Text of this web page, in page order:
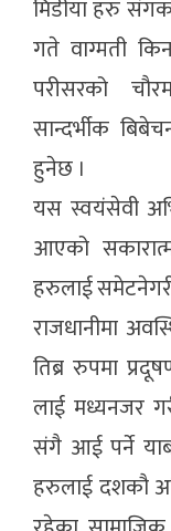
मिडीया हरु
गते वाग्मती
परीसरको
सान्दर्भीक
हुनेछ ।
यस स्वयंसेवी
आएको
हरुलाई
राजधानीमा
तिब्र रुपमा
लाई मध्यनजर
संगै आई पर्ने
हरुलाई दशकौ